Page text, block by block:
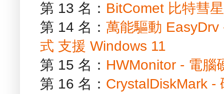
第 13 名： BitComet 比特彗
第 14 名： 萬能驅動
式 支援 Windows 11
第 15 名： HWMonitor - 電腦
第 16 名： CrystalDiskMark -